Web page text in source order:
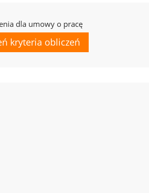
dla umowy o pracę
kryteria obliczeń